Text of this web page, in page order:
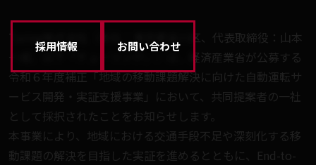
採用情報 お問い合わせ
Turing株式会社（本社：東京都品川区、代表取締役：山本
一成、以下「チューリング」）は、経済産業省が公募する
令和６年度補正「地域の移動課題解決に向けた自動運転サ
ービス開発・実証支援事業」において、共同提案者の一社
として採択されたことをお知らせします。
本事業により、地域における交通手段不足や深刻化する移
動課題の解決を目指した実証を進めるとともに、End-to-